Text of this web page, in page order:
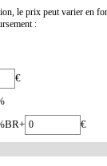
le prix peut varier en
:
€
€